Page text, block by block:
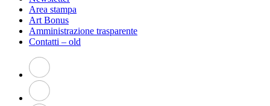
Area stampa
Art Bonus
Amministrazione trasparente
Contatti – old